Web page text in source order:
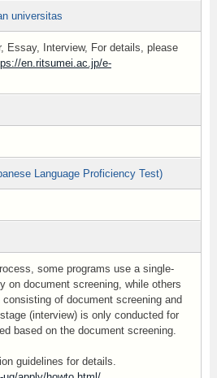
universitas
Essay, Interview, For details, please
en.ritsumei.ac.jp/e-
Language Proficiency Test)
some programs use a single-
on document screening, while others
of document screening and
(interview) is only conducted for
based on the document screening.
guidelines for details.